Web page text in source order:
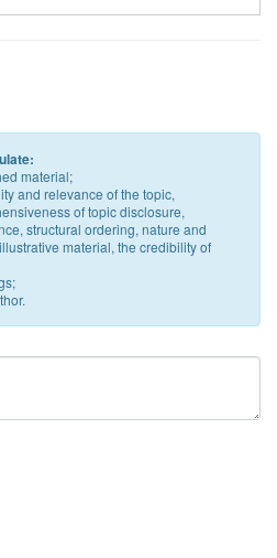
material;
and relevance of the topic,
of topic disclosure,
structural ordering, nature and
material, the credibility of